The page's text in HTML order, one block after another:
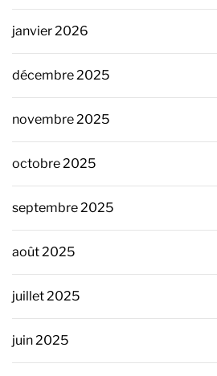
janvier 2026
décembre 2025
novembre 2025
octobre 2025
septembre 2025
août 2025
juillet 2025
juin 2025